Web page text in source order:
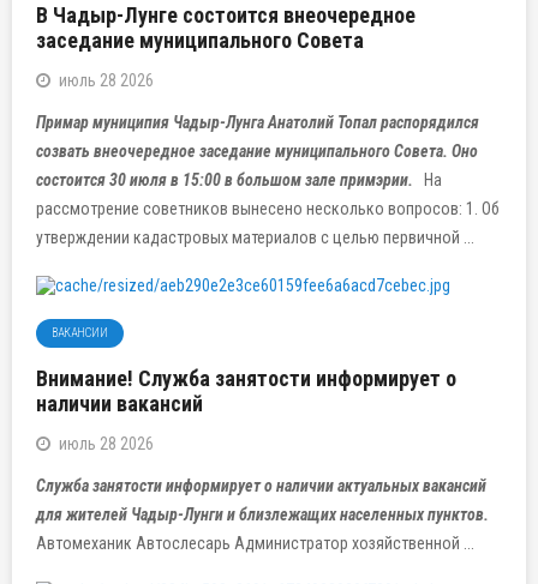
В Чадыр-Лунге состоится внеочередное
заседание муниципального Совета
июль 28 2026
Примар муниципия Чадыр-Лунга Анатолий Топал распорядился
созвать внеочередное заседание муниципального Совета. Оно
состоится 30 июля в 15:00 в большом зале примэрии. На
рассмотрение советников вынесено несколько вопросов: 1. Об
утверждении кадастровых материалов с целью первичной ...
ВАКАНСИИ
Внимание! Служба занятости информирует о
наличии вакансий
июль 28 2026
Служба занятости информирует о наличии актуальных вакансий
для жителей Чадыр-Лунги и близлежащих населенных пунктов.
Автомеханик Автослесарь Администратор хозяйственной ...